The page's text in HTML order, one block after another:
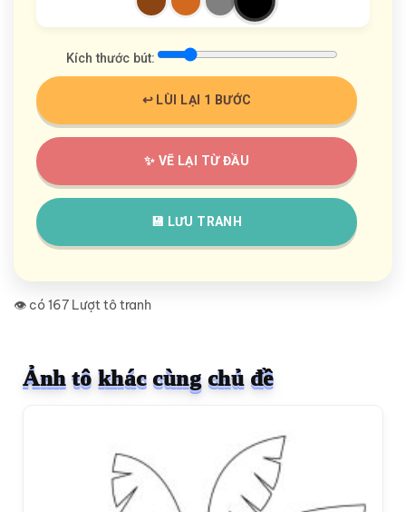
Kích thước bút:
↩️ LÙI LẠI 1 BƯỚC
✨ VẼ LẠI TỪ ĐẦU
💾 LƯU TRANH
👁️ có 167 Lượt tô tranh
Ảnh tô khác cùng chủ đề